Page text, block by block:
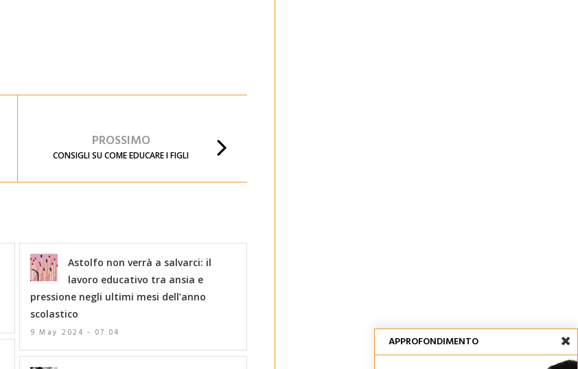
PROSSIMO
CONSIGLI SU COME EDUCARE I FIGLI
Astolfo non verrà a salvarci: il
lavoro educativo tra ansia e
pressione negli ultimi mesi dell’anno
scolastico
9 May 2024 - 07:04
APPROFONDIMENTO